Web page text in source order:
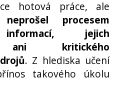
hotová práce, ale
neprošel procesem
jejich
ani kritického
. Z hlediska učení
takového úkolu